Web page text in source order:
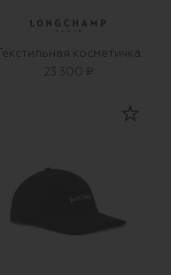
Текстильная косметичка
23 300 ₽